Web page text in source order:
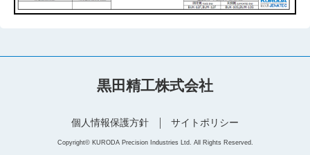
黒田精工株式会社
個人情報保護方針 サイトポリシー
Copyright© KURODA Precision Industries Ltd. All Rights Reserved.